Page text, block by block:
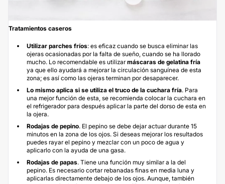
Tratamientos caseros
Utilizar parches fríos: es eficaz cuando se busca eliminar las
ojeras ocasionadas por la falta de sueño, cuando se ha llorado
mucho. Lo recomendable es utilizar máscaras de gelatina fría
ya que ello ayudará a mejorar la circulación sanguínea de esta
zona; es así como las ojeras terminan por desaparecer.
Lo mismo aplica si se utiliza el truco de la cuchara fría. Para
una mejor función de esta, se recomienda colocar la cuchara en
el refrigerador para después aplicar la parte del dorso de esta en
la ojera.
Rodajas de pepino. El pepino se debe dejar actuar durante 15
minutos en la zona de los ojos. Si deseas mejorar los resultados
puedes rayar el pepino y mezclar con un poco de agua y
aplicarlo con la ayuda de una gasa.
Rodajas de papas. Tiene una función muy similar a la del
pepino. Es necesario cortar rebanadas finas en media luna y
aplicarlas directamente debajo de los ojos. Aunque, también